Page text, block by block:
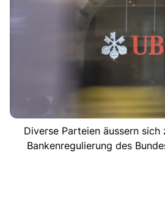
Diverse Parteien äussern
Bankenregulierung des